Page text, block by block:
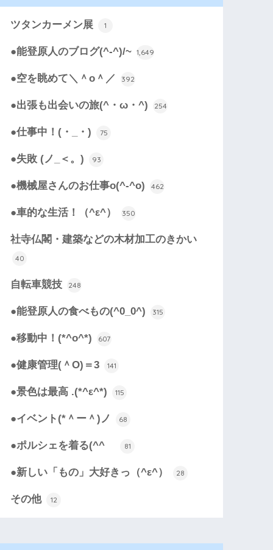
ツタンカーメン展 1
●能登原人のブログ(^-^)/~ 1,649
●空を眺めて＼＾o＾／ 392
●出張も出会いの旅(^・ω・^) 254
●仕事中！(・_・) 75
●失敗 (ノ_＜。) 93
●機械屋さんのお仕事o(^-^o) 462
●車的な生活！（^ε^） 350
社寺仏閣・建築などの木材加工のきかい
40
自転車競技 248
●能登原人の食べもの(^0_0^) 315
●移動中！(*^o^*) 607
●健康管理(＾O)＝3 141
●景色は最高 .(*^ε^*) 115
●イベント(*＾ー＾)ノ 68
●ポルシェを着る(^^ゞ 81
●新しい「もの」大好きっ（^ε^） 28
その他 12